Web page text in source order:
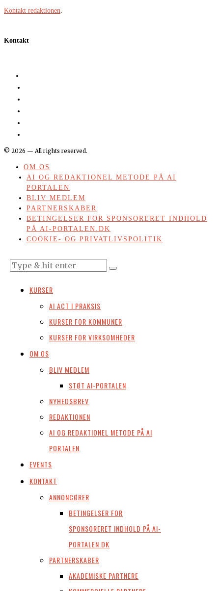
Kontakt redaktionen
Kontakt
© 2026 — All rights reserved.
OM OS
AI OG REDAKTIONEL METODE PÅ AI
PORTALEN
BLIV MEDLEM
PARTNERSKABER
BETINGELSER FOR SPONSORERET INDHOLD
PÅ AI-PORTALEN.DK
COOKIE- OG PRIVATLIVSPOLITIK
KURSER
AI ACT I PRAKSIS
KURSER FOR KOMMUNER
KURSER FOR VIRKSOMHEDER
OM OS
BLIV MEDLEM
STØT AI-PORTALEN
NYHEDSBREV
REDAKTIONEN
AI OG REDAKTIONEL METODE PÅ AI
PORTALEN
EVENTS
KONTAKT
ANNONCØRER
BETINGELSER FOR
SPONSORERET INDHOLD PÅ AI-
PORTALEN.DK
PARTNERSKABER
AKADEMISKE PARTNERE